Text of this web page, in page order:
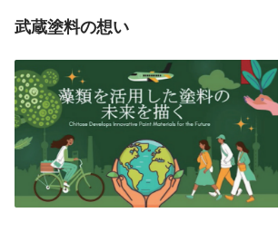
武蔵塗料の想い